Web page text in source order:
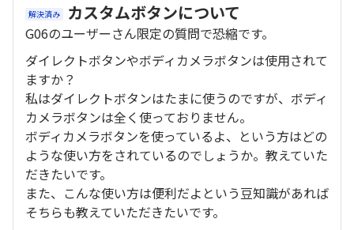
解決済み カスタムボタンについて
G06のユーザーさん限定の質問で恐縮です。
ダイレクトボタンやボディカメラボタンは使用されて
ますか？
私はダイレクトボタンはたまに使うのですが、ボディ
カメラボタンは全く使っておりません。
ボディカメラボタンを使っているよ、という方はどの
ような使い方をされているのでしょうか。教えていた
だきたいです。
また、こんな使い方は便利だよという豆知識があれば
そちらも教えていただきたいです。